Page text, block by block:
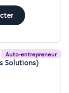
Auto-entrepreneur
Solutions)